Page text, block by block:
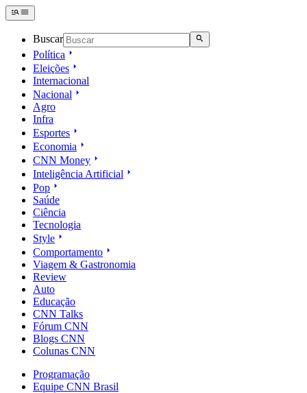
Buscar
Política
Eleições
Internacional
Nacional
Agro
Infra
Esportes
Economia
CNN Money
Inteligência Artificial
Pop
Saúde
Ciência
Tecnologia
Style
Comportamento
Viagem & Gastronomia
Review
Auto
Educação
CNN Talks
Fórum CNN
Blogs CNN
Colunas CNN
Programação
Equipe CNN Brasil